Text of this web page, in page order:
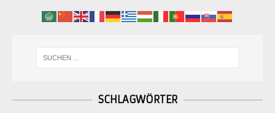
SCHLAGWÖRTER